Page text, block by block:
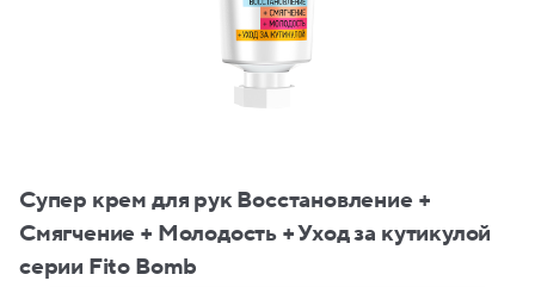
Супер крем для рук Восстановление +
Смягчение + Молодость + Уход за кутикулой
серии Fito Bomb